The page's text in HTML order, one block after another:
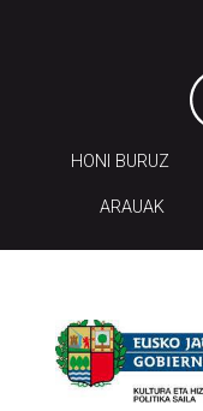
HONI BURUZ
ARAUAK